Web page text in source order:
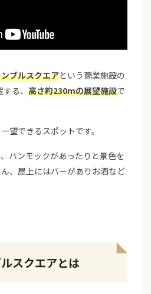
ブルスクエアという商業施設の
る、 高さ約230mの展望施設で
望できるスポットです。
ハンモックがあったりと景色を
、屋上にはバーがありお酒など
スクエアとは